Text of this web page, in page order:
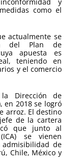
como el
actualmente se
del Plan de
apuesta es
teniendo en
y el comercio
Dirección de
en 2018 se logró
arroz. El destino
de la cartera
que junto al
se vienen
admisibilidad de
Chile, México y